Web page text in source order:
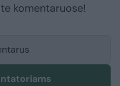
komentaruose!